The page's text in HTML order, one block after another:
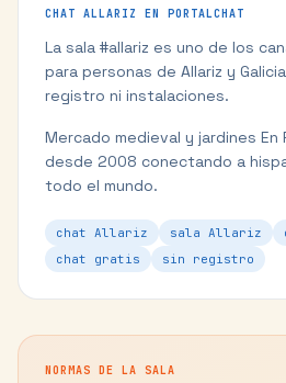
CHAT ALLARIZ EN PORTALCHAT
La sala #allariz es uno de los
para personas de Allariz y Galicia
registro ni instalaciones.
Mercado medieval y jardines En
desde 2008 conectando a
todo el mundo.
chat Allariz sala Allariz
chat gratis
sin registro
NORMAS DE LA SALA